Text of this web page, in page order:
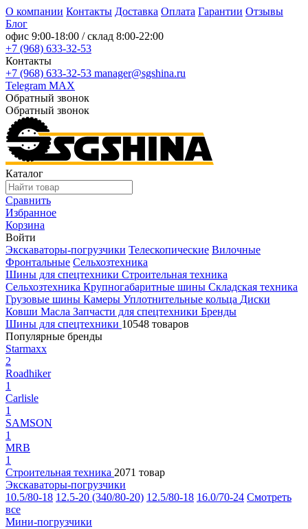
О компании Контакты Доставка Оплата Гарантии Отзывы
Блог
офис 9:00-18:00 / склад 8:00-22:00
+7 (968) 633-32-53
Контакты
+7 (968) 633-32-53 manager@sgshina.ru
Telegram MAX
Обратный звонок
Обратный звонок
Каталог
Сравнить
Избранное
Корзина
Войти
Экскаваторы-погрузчики Телескопические Вилочные
Фронтальные Сельхозтехника
Шины для спецтехники Строительная техника
Сельхозтехника Крупногабаритные шины Складская техника
Грузовые шины Камеры Уплотнительные кольца Диски
Ковши Масла Запчасти для спецтехники Бренды
Шины для спецтехники 10548 товаров
Популярные бренды
Starmaxx
2
Roadhiker
1
Carlisle
1
SAMSON
1
MRB
1
Строительная техника 2071 товар
Экскаваторы-погрузчики
10.5/80-18 12.5-20 (340/80-20) 12.5/80-18 16.0/70-24 Смотреть
все
Мини-погрузчики